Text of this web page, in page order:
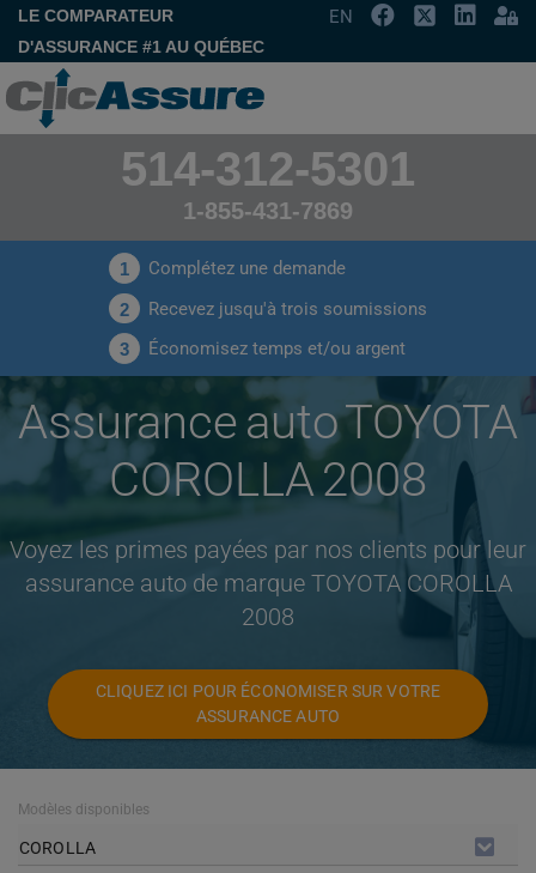
LE COMPARATEUR
D'ASSURANCE #1 AU QUÉBEC
EN
514-312-5301
1-855-431-7869
1 Complétez une demande
2 Recevez jusqu'à trois soumissions
3 Économisez temps et/ou argent
Assurance auto TOYOTA
COROLLA 2008
Voyez les primes payées par nos clients pour leur
assurance auto de marque TOYOTA COROLLA
2008
CLIQUEZ ICI POUR ÉCONOMISER SUR VOTRE
ASSURANCE AUTO
Modèles disponibles
COROLLA